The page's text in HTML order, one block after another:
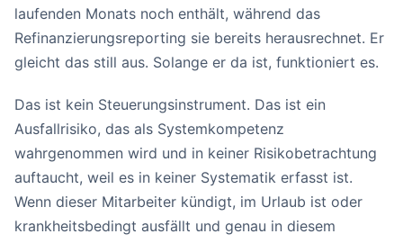
laufenden Monats noch enthält, während das
Refinanzierungsreporting sie bereits herausrechnet. Er
gleicht das still aus. Solange er da ist, funktioniert es.
Das ist kein Steuerungsinstrument. Das ist ein
Ausfallrisiko, das als Systemkompetenz
wahrgenommen wird und in keiner Risikobetrachtung
auftaucht, weil es in keiner Systematik erfasst ist.
Wenn dieser Mitarbeiter kündigt, im Urlaub ist oder
krankheitsbedingt ausfällt und genau in diesem